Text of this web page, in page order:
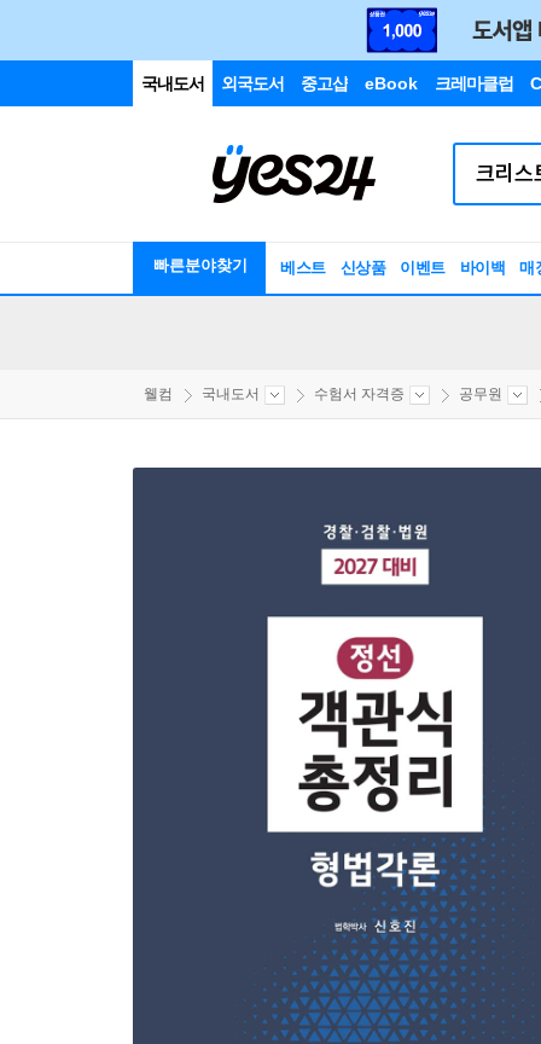
국내도서 외국도서 중고샵 eBook 크레마클럽
빠른분야찾기 베스트 신상품 이벤트 바이백 매
웰컴 국내도서 수험서 자격증 공무원